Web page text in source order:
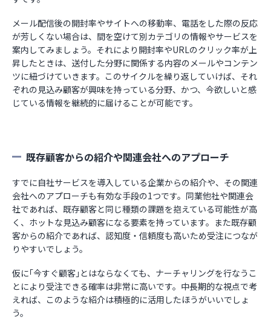
メール配信後の開封率やサイトへの移動率、電話をした際の反応
が芳しくない場合は、間を空けて別カテゴリの情報やサービスを
案内してみましょう。それにより開封率やURLのクリック率が上
昇したときは、送付した分野に関係する内容のメールやコンテン
ツに紐づけていきます。このサイクルを繰り返していけば、それ
ぞれの見込み顧客が興味を持っている分野、かつ、今欲しいと感
じている情報を継続的に届けることが可能です。
既存顧客からの紹介や関連会社へのアプローチ
すでに自社サービスを導入している企業からの紹介や、その関連
会社へのアプローチも有効な手段の1つです。同業他社や関連会
社であれば、既存顧客と同じ種類の課題を抱えている可能性が高
く、ホットな見込み顧客になる要素を持っています。また既存顧
客からの紹介であれば、認知度・信頼度も高いため受注につなが
りやすいでしょう。
仮に｢今すぐ顧客｣とはならなくても、ナーチャリングを行なうこ
とにより受注できる確率は非常に高いです。中長期的な視点で考
えれば、このような紹介は積極的に活用したほうがいいでしょ
う。